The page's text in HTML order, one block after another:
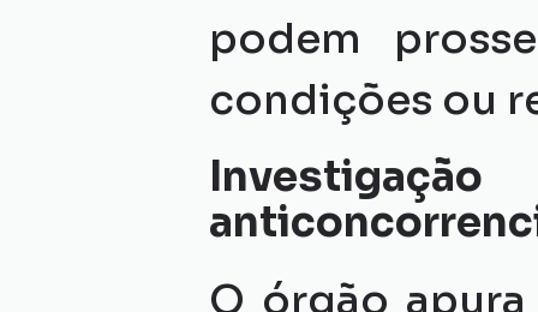
podem
condições ou
O órgão